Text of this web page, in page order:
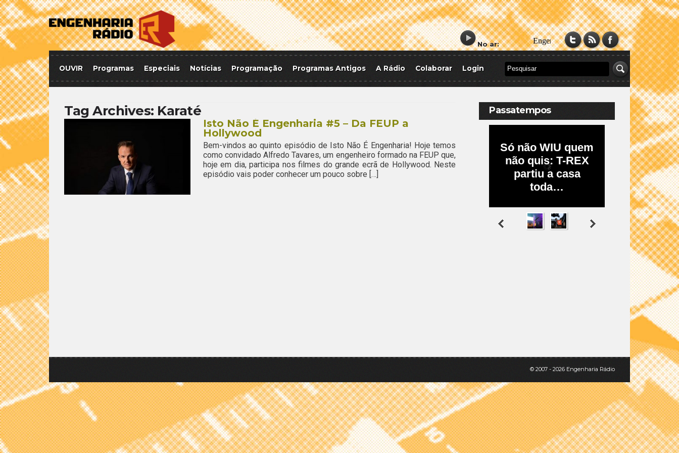
No ar:
OUVIR Programas Especiais Notícias Programação Programas Antigos A Rádio Colaborar Login
Tag Archives: Karaté
Isto Não É Engenharia #5 – Da FEUP a
Hollywood
Bem-vindos ao quinto episódio de Isto Não É Engenharia! Hoje temos
como convidado Alfredo Tavares, um engenheiro formado na FEUP que,
hoje em dia, participa nos filmes do grande ecrã de Hollywood. Neste
episódio vais poder conhecer um pouco sobre […]
Passatempos
© 2007 - 2026 Engenharia Rádio